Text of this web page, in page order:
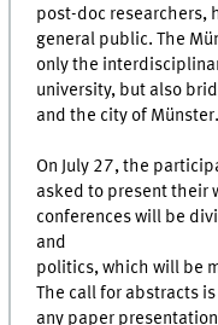
post-doc researchers,
general public. The
only the
university, but also
and the city of Münster.
On July 27, the
asked to present their
conferences will be
and
politics, which will be
The call for abstracts
any paper